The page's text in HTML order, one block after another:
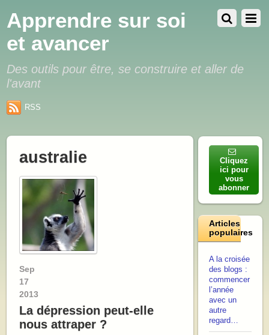
Apprendre sur soi
et avancer
Des outils pour être, se construire et aller de
l'avant
RSS
australie
Sep
17
2013
La dépression peut-elle
nous attraper ?
Cliquez
ici pour
vous
abonner
Articles
populaires
A la croisée
des blogs :
commencer
l’année
avec un
autre
regard…